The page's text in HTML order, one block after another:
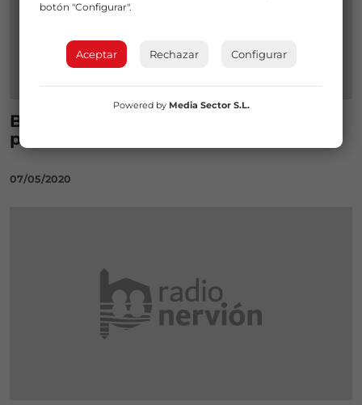
Bilbao habilitará espacios para
peatones en todos los distritos
07/05/2020
botón "Configurar".
Aceptar Rechazar Configurar
Powered by Media Sector S.L.